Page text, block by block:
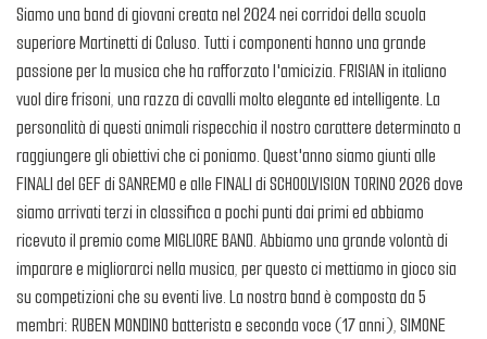
Siamo una band di giovani creata nel 2024 nei corridoi della scuola
superiore Martinetti di Caluso. Tutti i componenti hanno una grande
passione per la musica che ha rafforzato l'amicizia. FRISIAN in italiano
vuol dire frisoni, una razza di cavalli molto elegante ed intelligente. La
personalità di questi animali rispecchia il nostro carattere determinato a
raggiungere gli obiettivi che ci poniamo. Quest'anno siamo giunti alle
FINALI del GEF di SANREMO e alle FINALI di SCHOOLVISION TORINO 2026 dove
siamo arrivati terzi in classifica a pochi punti dai primi ed abbiamo
ricevuto il premio come MIGLIORE BAND. Abbiamo una grande volontà di
imparare e migliorarci nella musica, per questo ci mettiamo in gioco sia
su competizioni che su eventi live. La nostra band è composta da 5
membri: RUBEN MONDINO batterista e seconda voce (17 anni), SIMONE